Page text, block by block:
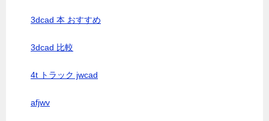
3dcad 本 おすすめ
3dcad 比較
4t トラック jwcad
afjwv